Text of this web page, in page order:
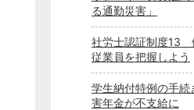
る通勤災害」
社労士認証制度13
従業員を把握しよう
学生納付特例の手
害年金が不支給に